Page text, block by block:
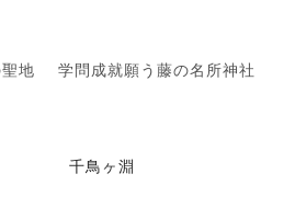
地 学問成就願う藤の名所神社
千鳥ヶ淵